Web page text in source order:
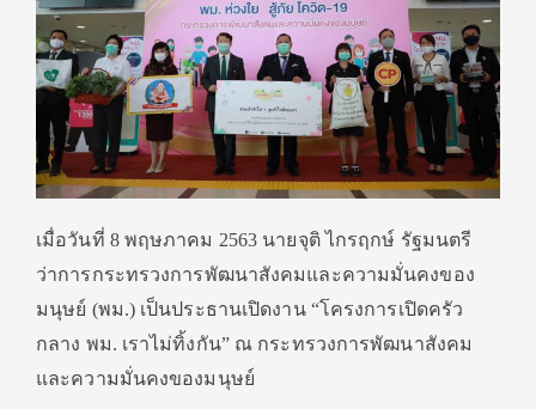
เมื่อวันที่ 8 พฤษภาคม 2563 นายจุติ ไกรฤกษ์ รัฐมนตรี
ว่าการกระทรวงการพัฒนาสังคมและความมั่นคงของ
มนุษย์ (พม.) เป็นประธานเปิดงาน “โครงการเปิดครัว
กลาง พม. เราไม่ทิ้งกัน” ณ กระทรวงการพัฒนาสังคม
และความมั่นคงของมนุษย์